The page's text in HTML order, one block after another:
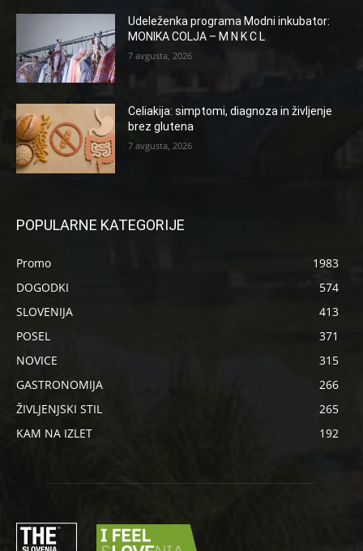
Udeleženka programa Modni inkubator:
MONIKA COLJA – M N K C L
7 avgusta, 2026
Celiakija: simptomi, diagnoza in življenje
brez glutena
7 avgusta, 2026
POPULARNE KATEGORIJE
Promo
1983
DOGODKI
574
SLOVENIJA
413
POSEL
371
NOVICE
315
GASTRONOMIJA
266
ŽIVLJENJSKI STIL
265
KAM NA IZLET
192